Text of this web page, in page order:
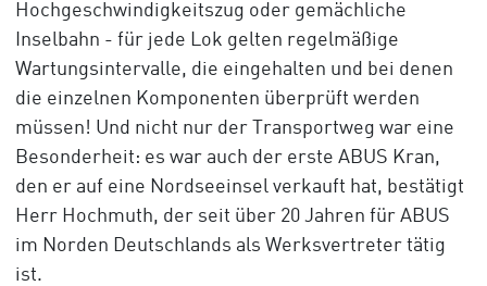
Hochgeschwindigkeitszug oder gemächliche
Inselbahn - für jede Lok gelten regelmäßige
Wartungsintervalle, die eingehalten und bei denen
die einzelnen Komponenten überprüft werden
müssen! Und nicht nur der Transportweg war eine
Besonderheit: es war auch der erste ABUS Kran,
den er auf eine Nordseeinsel verkauft hat, bestätigt
Herr Hochmuth, der seit über 20 Jahren für ABUS
im Norden Deutschlands als Werksvertreter tätig
ist.